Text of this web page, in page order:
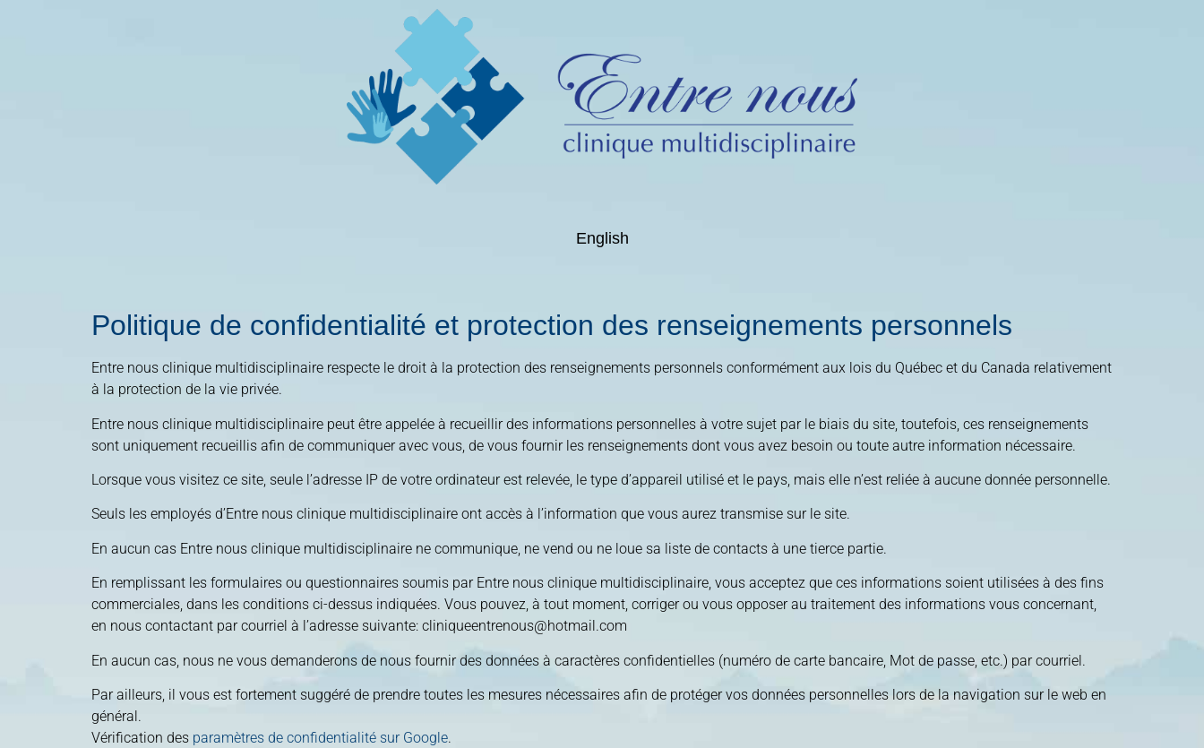
English
Politique de confidentialité et protection des renseignements personnels
Entre nous clinique multidisciplinaire respecte le droit à la protection des renseignements personnels conformément aux lois du Québec et du Canada relativement
à la protection de la vie privée.
Entre nous clinique multidisciplinaire peut être appelée à recueillir des informations personnelles à votre sujet par le biais du site, toutefois, ces renseignements
sont uniquement recueillis afin de communiquer avec vous, de vous fournir les renseignements dont vous avez besoin ou toute autre information nécessaire.
Lorsque vous visitez ce site, seule l’adresse IP de votre ordinateur est relevée, le type d’appareil utilisé et le pays, mais elle n’est reliée à aucune donnée personnelle.
Seuls les employés d’Entre nous clinique multidisciplinaire ont accès à l’information que vous aurez transmise sur le site.
En aucun cas Entre nous clinique multidisciplinaire ne communique, ne vend ou ne loue sa liste de contacts à une tierce partie.
En remplissant les formulaires ou questionnaires soumis par Entre nous clinique multidisciplinaire, vous acceptez que ces informations soient utilisées à des fins
commerciales, dans les conditions ci-dessus indiquées. Vous pouvez, à tout moment, corriger ou vous opposer au traitement des informations vous concernant,
en nous contactant par courriel à l’adresse suivante: cliniqueentrenous@hotmail.com
En aucun cas, nous ne vous demanderons de nous fournir des données à caractères confidentielles (numéro de carte bancaire, Mot de passe, etc.) par courriel.
Par ailleurs, il vous est fortement suggéré de prendre toutes les mesures nécessaires afin de protéger vos données personnelles lors de la navigation sur le web en
général.
Vérification des paramètres de confidentialité sur Google.